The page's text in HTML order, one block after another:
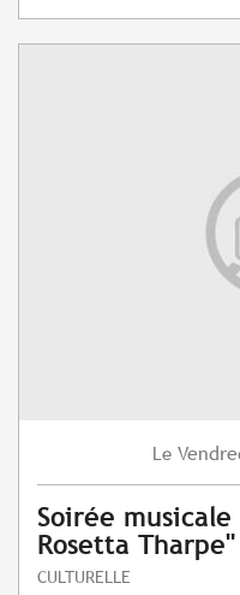
Le
Soirée
Rosetta Tharpe"
CULTURELLE